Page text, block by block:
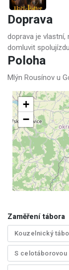
Doprava
doprava je vlastní,
domluvit spolujízdu
Poloha
Mlýn Rousínov u
+
−
Zaměření tábora
Kouzelnický
S celotáborovou